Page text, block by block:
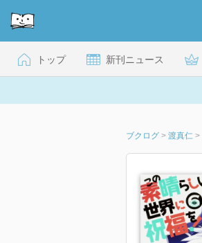
トップ 新刊ニュース
ブクログ > 渡真仁 >